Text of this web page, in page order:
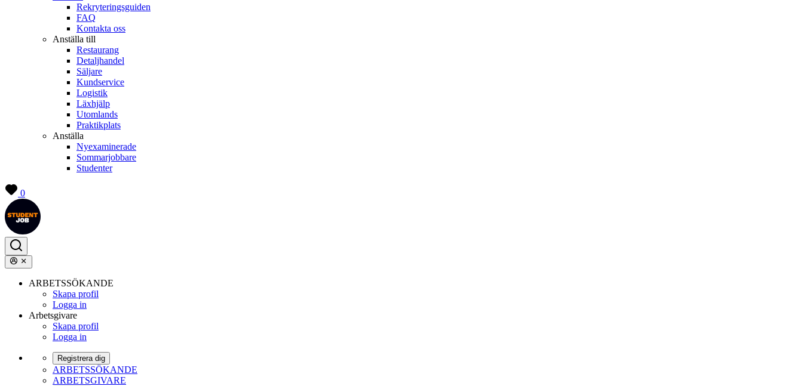
Rekryteringsguiden
FAQ
Kontakta oss
Anställa till
Restaurang
Detaljhandel
Säljare
Kundservice
Logistik
Läxhjälp
Utomlands
Praktikplats
Anställa
Nyexaminerade
Sommarjobbare
Studenter
0
ARBETSSÖKANDE
Skapa profil
Logga in
Arbetsgivare
Skapa profil
Logga in
Registrera dig
ARBETSSÖKANDE
ARBETSGIVARE